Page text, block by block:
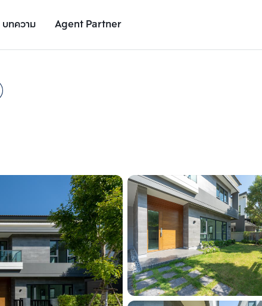
บทความ Agent Partner
รายละเอียดยูนิต
เพิ่มยูนิตเปรียบเทียบ
รายการที่ 2
เพิ่มยูนิตเปรียบเทียบ
รายการที่ 3